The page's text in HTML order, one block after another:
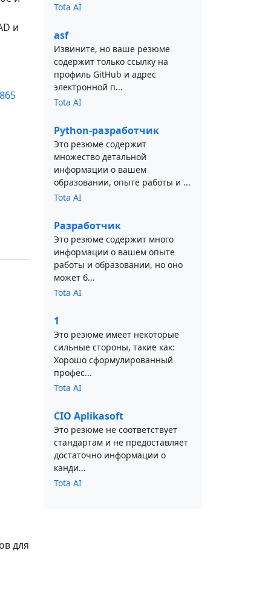
и
для
Tota AI
asf
Извините, но ваше резюме
содержит только ссылку на
профиль GitHub и адрес
электронной п...
Tota AI
Python-разработчик
Это резюме содержит
множество детальной
информации о вашем
образовании, опыте работы и ...
Tota AI
Разработчик
Это резюме содержит много
информации о вашем опыте
работы и образовании, но оно
может б...
Tota AI
1
Это резюме имеет некоторые
сильные стороны, такие как:
Хорошо сформулированный
профес...
Tota AI
CIO Aplikasoft
Это резюме не соответствует
стандартам и не предоставляет
достаточно информации о
канди...
Tota AI